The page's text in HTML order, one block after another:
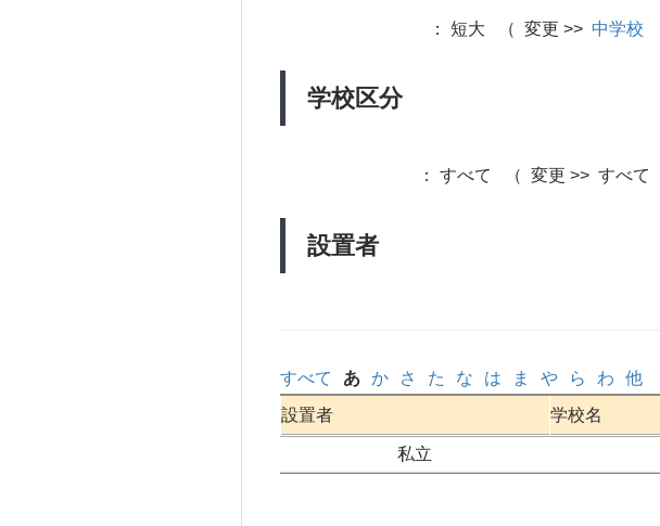
学校区分
： 短大 （ 変更 >> 中学校
設置者
： すべて （ 変更 >> すべて
すべて あ か さ た な は ま や ら わ
他
設置者
学校名
私立